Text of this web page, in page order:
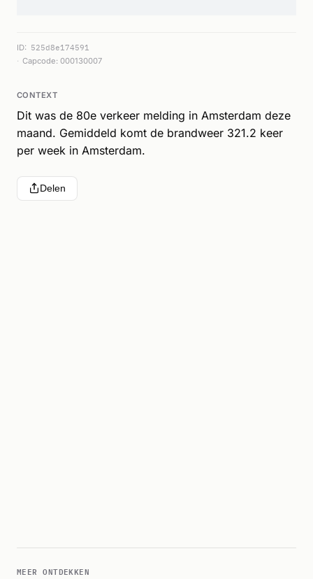
ID: 525d8e174591
Capcode: 000130007
CONTEXT
Dit was de 80e verkeer melding in Amsterdam deze
maand. Gemiddeld komt de brandweer 321.2 keer
per week in Amsterdam.
Delen
MEER ONTDEKKEN